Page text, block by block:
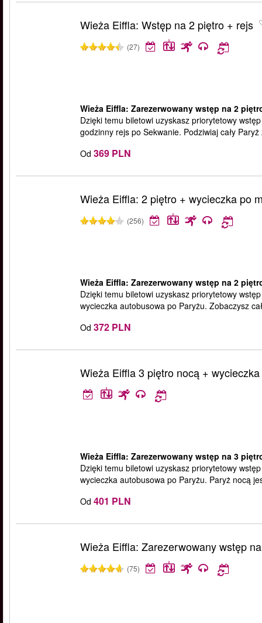
Wieża Eiffla: Wstęp na 2 piętro + rejs
(27)
Wieża Eiffla: Zarezerwowany wstęp na 2
Dzięki temu biletowi uzyskasz priorytetowy
godzinny rejs po Sekwanie. Podziwiaj cały
Od 369 PLN
Wieża Eiffla: 2 piętro + wycieczka po
(256)
Wieża Eiffla: Zarezerwowany wstęp na 2
Dzięki temu biletowi uzyskasz priorytetowy
wycieczka autobusowa po Paryżu. Zobaczysz
Od 372 PLN
Wieża Eiffla 3 piętro nocą +
Wieża Eiffla: Zarezerwowany wstęp na 3
Dzięki temu biletowi uzyskasz priorytetowy
wycieczka autobusowa po Paryżu. Paryż nocą
Od 401 PLN
Wieża Eiffla: Zarezerwowany wstęp
(75)